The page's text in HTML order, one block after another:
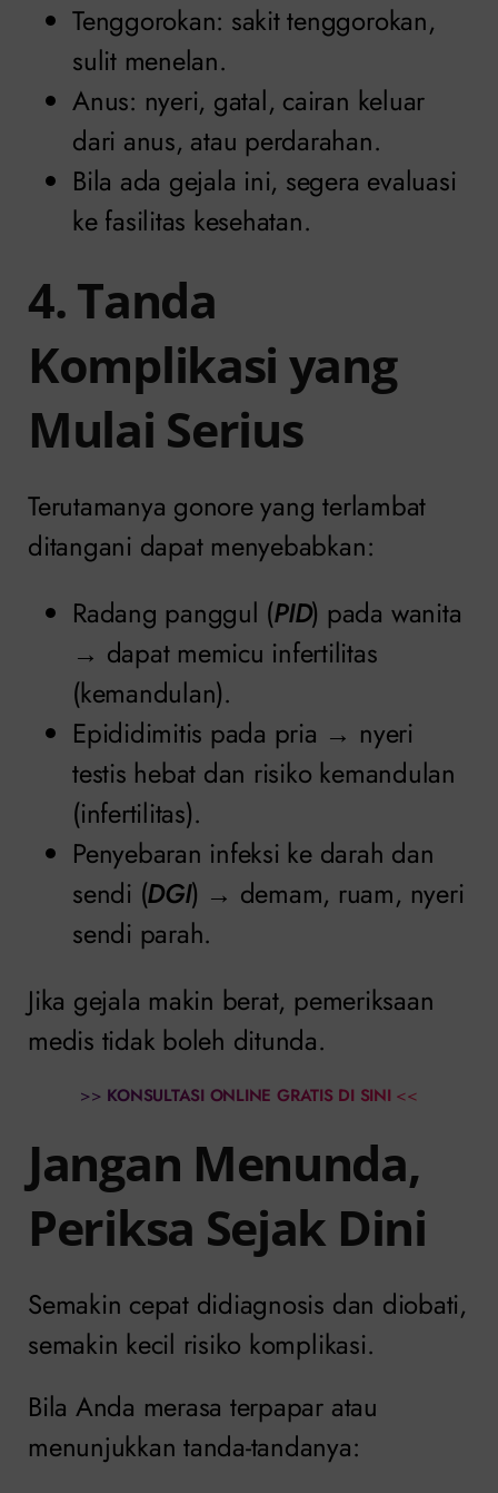
Tenggorokan: sakit tenggorokan,
sulit menelan.
Anus: nyeri, gatal, cairan keluar
dari anus, atau perdarahan.
Bila ada gejala ini, segera evaluasi
ke fasilitas kesehatan.
4. Tanda
Komplikasi yang
Mulai Serius
Terutamanya gonore yang terlambat
ditangani dapat menyebabkan:
Radang panggul (PID) pada wanita
→ dapat memicu infertilitas
(kemandulan).
Epididimitis pada pria → nyeri
testis hebat dan risiko kemandulan
(infertilitas).
Penyebaran infeksi ke darah dan
sendi (DGI) → demam, ruam, nyeri
sendi parah.
Jika gejala makin berat, pemeriksaan
medis tidak boleh ditunda.
>> KONSULTASI ONLINE GRATIS DI SINI <<
Jangan Menunda,
Periksa Sejak Dini
Semakin cepat didiagnosis dan diobati,
semakin kecil risiko komplikasi.
Bila Anda merasa terpapar atau
menunjukkan tanda-tandanya: